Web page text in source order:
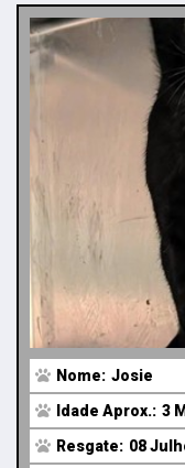
Nome: Josie
Idade Aprox.: 3
Resgate: 08